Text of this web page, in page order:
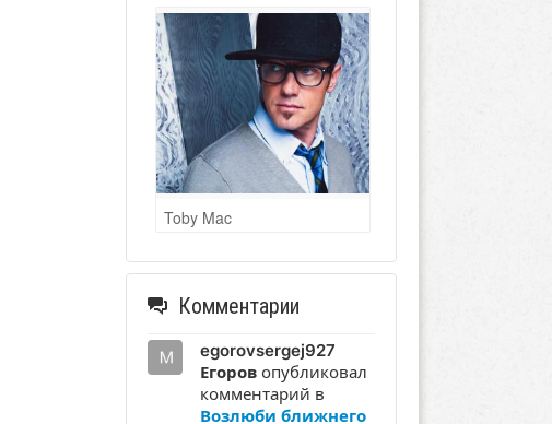
Toby Mac
Комментарии
egorovsergej927
Егоровопубликовал
комментарий в
Возлюби ближнего